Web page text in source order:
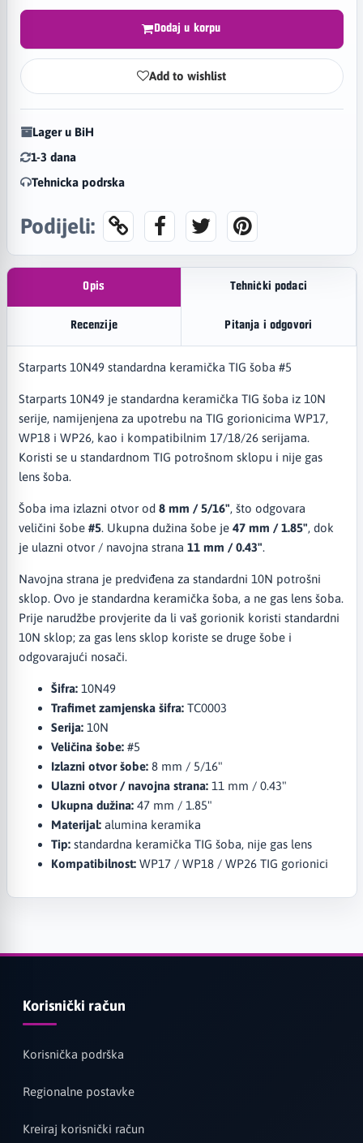
Dodaj u korpu
Add to wishlist
Lager u BiH
1-3 dana
Tehnicka podrska
Podijeli:
Opis Tehnički podaci
Recenzije Pitanja i odgovori
Starparts 10N49 standardna keramička TIG šoba #5
Starparts 10N49 je standardna keramička TIG šoba iz 10N
serije, namijenjena za upotrebu na TIG gorionicima WP17,
WP18 i WP26, kao i kompatibilnim 17/18/26 serijama.
Koristi se u standardnom TIG potrošnom sklopu i nije gas
lens šoba.
Šoba ima izlazni otvor od 8 mm / 5/16", što odgovara
veličini šobe #5. Ukupna dužina šobe je 47 mm / 1.85", dok
je ulazni otvor / navojna strana 11 mm / 0.43".
Navojna strana je predviđena za standardni 10N potrošni
sklop. Ovo je standardna keramička šoba, a ne gas lens šoba.
Prije narudžbe provjerite da li vaš gorionik koristi standardni
10N sklop; za gas lens sklop koriste se druge šobe i
odgovarajući nosači.
Šifra:10N49
Trafimet zamjenska šifra:TC0003
Serija:10N
Veličina šobe:#5
Izlazni otvor šobe:8 mm / 5/16"
Ulazni otvor / navojna strana:11 mm / 0.43"
Ukupna dužina:47 mm / 1.85"
Materijal:alumina keramika
Tip:standardna keramička TIG šoba, nije gas lens
Kompatibilnost:WP17 / WP18 / WP26 TIG gorionici
Korisnički račun
Korisnička podrška
Regionalne postavke
Kreiraj korisnički račun